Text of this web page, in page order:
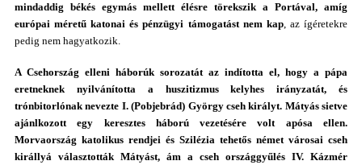
mindaddig békés egymás mellett élésre törekszik a Portával, amíg
európai méretű katonai és pénzügyi támogatást nem kap, az ígéretekre
pedig nem hagyatkozik.
A Csehország elleni háborúk sorozatát az indította el, hogy a pápa
eretneknek nyilvánította a huszitizmus kelyhes irányzatát, és
trónbitorlónak nevezte I. (Pobjebrád) György cseh királyt. Mátyás sietve
ajánlkozott egy keresztes háború vezetésére volt apósa ellen.
Morvaország katolikus rendjei és Szilézia tehetős német városai cseh
királlyá választották Mátyást, ám a cseh országgyűlés IV. Kázmér